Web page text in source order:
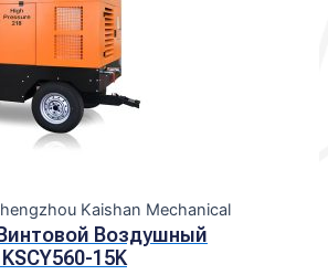
Kaishan Mechanical
Воздушный
15K